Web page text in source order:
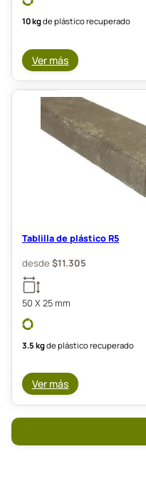
10 kgde plástico recuperado
Ver más
Tablilla de plástico R5
desde$11.305
50 X 25 mm
3.5 kgde plástico recuperado
Ver más